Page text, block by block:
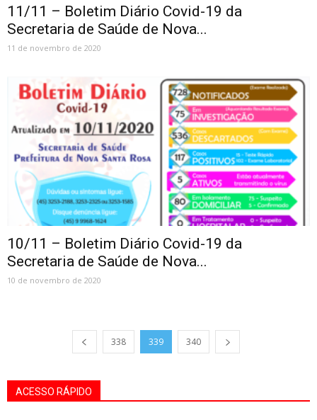
11/11 – Boletim Diário Covid-19 da
Secretaria de Saúde de Nova...
11 de novembro de 2020
10/11 – Boletim Diário Covid-19 da
Secretaria de Saúde de Nova...
10 de novembro de 2020
338 339 340
ACESSO RÁPIDO